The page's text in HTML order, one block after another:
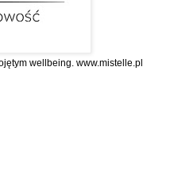
wellbeing. www.mistelle.pl